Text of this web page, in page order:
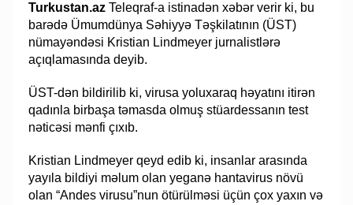
Turkustan.az Teleqraf-a istinadən xəbər verir ki, bu
barədə Ümumdünya Səhiyyə Təşkilatının (ÜST)
nümayəndəsi Kristian Lindmeyer jurnalistlərə
açıqlamasında deyib.
ÜST-dən bildirilib ki, virusa yoluxaraq həyatını itirən
qadınla birbaşa təmasda olmuş stüardessanın test
nəticəsi mənfi çıxıb.
Kristian Lindmeyer qeyd edib ki, insanlar arasında
yayıla bildiyi məlum olan yeganə hantavirus növü
olan “Andes virusu”nun ötürülməsi üçün çox yaxın və